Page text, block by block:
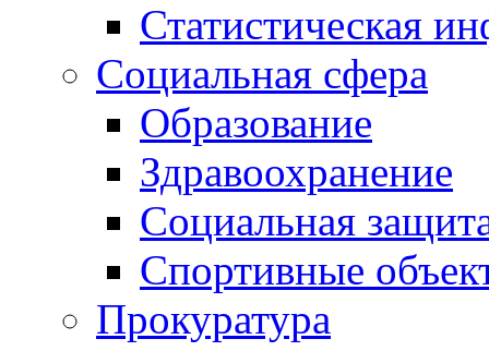
Статистическая
Социальная сфера
Образование
Здравоохранение
Социальная
Спортивные
Прокуратура